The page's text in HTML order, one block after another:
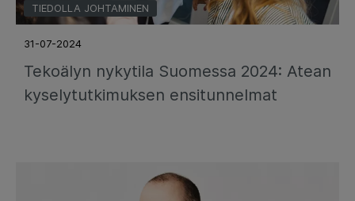
TIEDOLLA JOHTAMINEN
31-07-2024
Tekoälyn nykytila Suomessa 2024: Atean
kyselytutkimuksen ensitunnelmat